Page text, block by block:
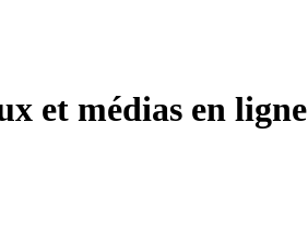
et médias en ligne